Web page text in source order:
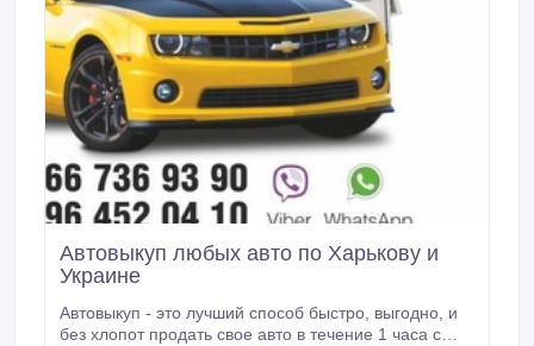
Автовыкуп любых авто по Харькову и
Украине
Автовыкуп - это лучший способ быстро, выгодно, и
без хлопот продать свое авто в течение 1 часа с